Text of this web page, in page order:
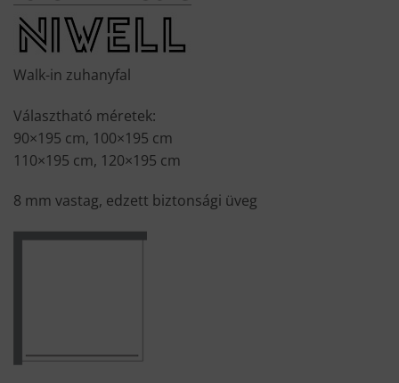
Walk-in zuhanyfal
Választható méretek:
90×195 cm, 100×195 cm
110×195 cm, 120×195 cm
8 mm vastag, edzett biztonsági üveg